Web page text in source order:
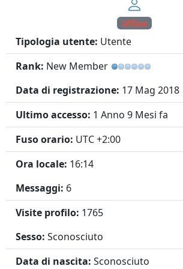
Offline
Tipologia utente: Utente
Rank: New Member
Data di registrazione: 17 Mag 2018
Ultimo accesso: 1 Anno 9 Mesi fa
Fuso orario: UTC +2:00
Ora locale: 16:14
Messaggi: 6
Visite profilo: 1765
Sesso: Sconosciuto
Data di nascita: Sconosciuto